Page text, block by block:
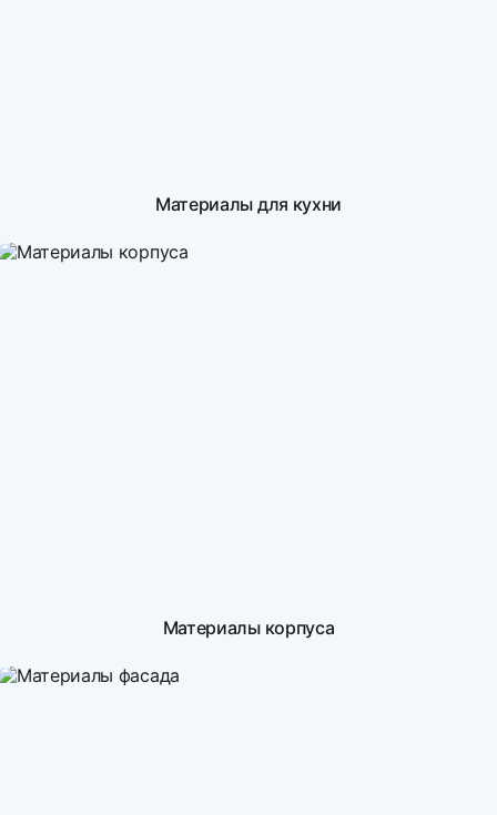
Материалы для кухни
Материалы корпуса